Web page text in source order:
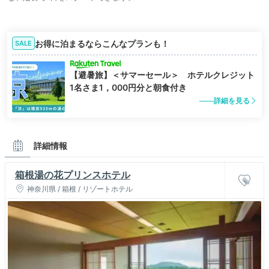
SALE お得に泊まるならこんなプランも！
【避暑旅】＜サマーセール＞ ホテルクレジット
1名さま1，000円分と朝食付き
詳細を見る
詳細情報
箱根湯の花プリンスホテル
神奈川県 / 箱根 / リゾートホテル